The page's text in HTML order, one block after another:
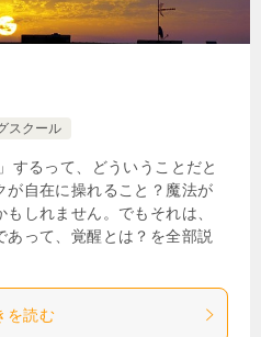
スクール
するって、どういうことだと
が自在に操れること？魔法が
しれません。でもそれは、
って、覚醒とは？を全部説
を読む